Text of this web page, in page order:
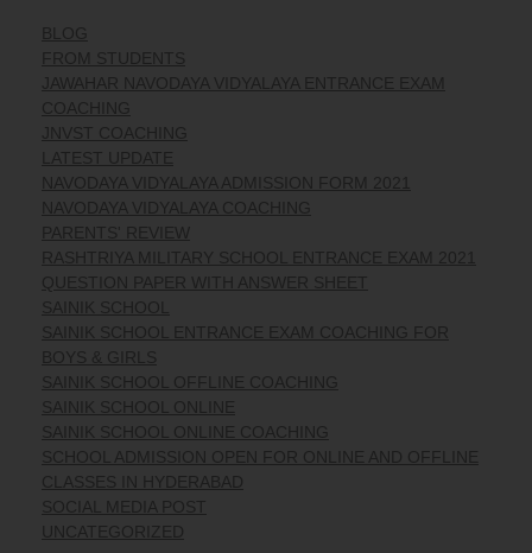
BLOG
FROM STUDENTS
JAWAHAR NAVODAYA VIDYALAYA ENTRANCE EXAM
COACHING
JNVST COACHING
LATEST UPDATE
NAVODAYA VIDYALAYA ADMISSION FORM 2021
NAVODAYA VIDYALAYA COACHING
PARENTS' REVIEW
RASHTRIYA MILITARY SCHOOL ENTRANCE EXAM 2021
QUESTION PAPER WITH ANSWER SHEET
SAINIK SCHOOL
SAINIK SCHOOL ENTRANCE EXAM COACHING FOR
BOYS & GIRLS
SAINIK SCHOOL OFFLINE COACHING
SAINIK SCHOOL ONLINE
SAINIK SCHOOL ONLINE COACHING
SCHOOL ADMISSION OPEN FOR ONLINE AND OFFLINE
CLASSES IN HYDERABAD
SOCIAL MEDIA POST
UNCATEGORIZED